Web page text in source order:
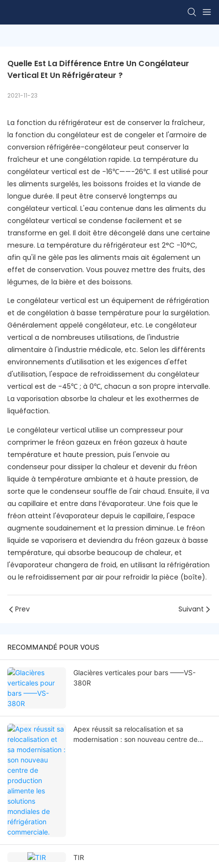
Quelle Est La Différence Entre Un Congélateur
Vertical Et Un Réfrigérateur ?
2021-11-23
La fonction du réfrigérateur est de conserver la fraîcheur,
la fonction du congélateur est de congeler et l'armoire de
conversion réfrigérée-congélateur peut conserver la
fraîcheur et une congélation rapide. La température du
congélateur vertical est de -16℃——-26℃. Il est utilisé pour
les aliments surgelés, les boissons froides et la viande de
longue durée. Il peut être conservé longtemps au
congélateur vertical. L'eau contenue dans les aliments du
congélateur vertical se condense facilement et se
transforme en gel. Il doit être décongelé dans une certaine
mesure. La température du réfrigérateur est 2°C -10°C,
afin qu'il ne gèle pas les aliments mais ait également un
effet de conservation. Vous pouvez mettre des fruits, des
légumes, de la bière et des boissons.
Le congélateur vertical est un équipement de réfrigération
et de congélation à basse température pour la surgélation.
Généralement appelé congélateur, etc. Le congélateur
vertical a de nombreuses utilisations, de l'industrie
alimentaire à l'industrie médicale, etc. Selon les différents
environnements d'utilisation et les exigences d'effet
d'utilisation, l'espace de refroidissement du congélateur
vertical est de -45℃ ; à 0℃, chacun a son propre intervalle.
La vaporisation absorbe la chaleur et les exothermes de
liquéfaction.
Le congélateur vertical utilise un compresseur pour
comprimer le fréon gazeux en fréon gazeux à haute
température et haute pression, puis l'envoie au
condenseur pour dissiper la chaleur et devenir du fréon
liquide à température ambiante et à haute pression, de
sorte que le condenseur souffle de l'air chaud. Ensuite, il va
au capillaire et entre dans l’évaporateur. Une fois que le
fréon atteint l'évaporateur depuis le capillaire, l'espace
augmente soudainement et la pression diminue. Le fréon
liquide se vaporisera et deviendra du fréon gazeux à basse
température, qui absorbe beaucoup de chaleur, et
l'évaporateur changera de froid, en utilisant la réfrigération
ou le refroidissement par air pour refroidir la pièce (boîte).
Prev Suivant
RECOMMANDÉ POUR VOUS
Glacières verticales pour bars ——VS-
380R
Apex réussit sa relocalisation et sa
modernisation : son nouveau centre de
TIR